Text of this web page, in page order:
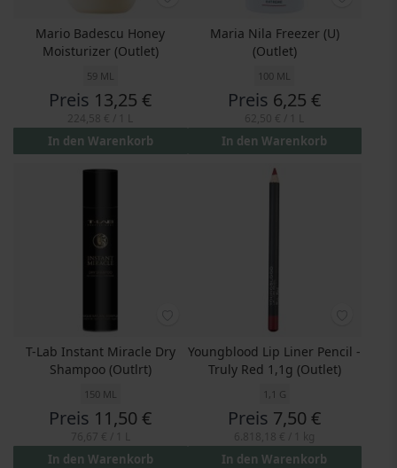
Mario Badescu Honey
Moisturizer (Outlet)
59 ML
Preis 13,25 €
In den Warenkorb
Maria Nila Freezer (U)
(Outlet)
100 ML
Preis 6,25 €
In den Warenkorb
T-Lab Instant Miracle Dry
Shampoo (Outlrt)
150 ML
Preis 11,50 €
In den Warenkorb
Youngblood Lip Liner Pencil -
Truly Red 1,1g (Outlet)
1,1 G
Preis 7,50 €
In den Warenkorb